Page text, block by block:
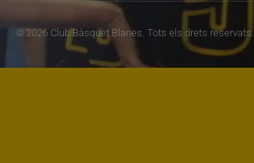
© 2026 Club Bàsquet Blanes. Tots els drets reservats.